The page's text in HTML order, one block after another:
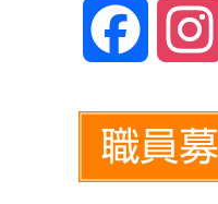
Facebook